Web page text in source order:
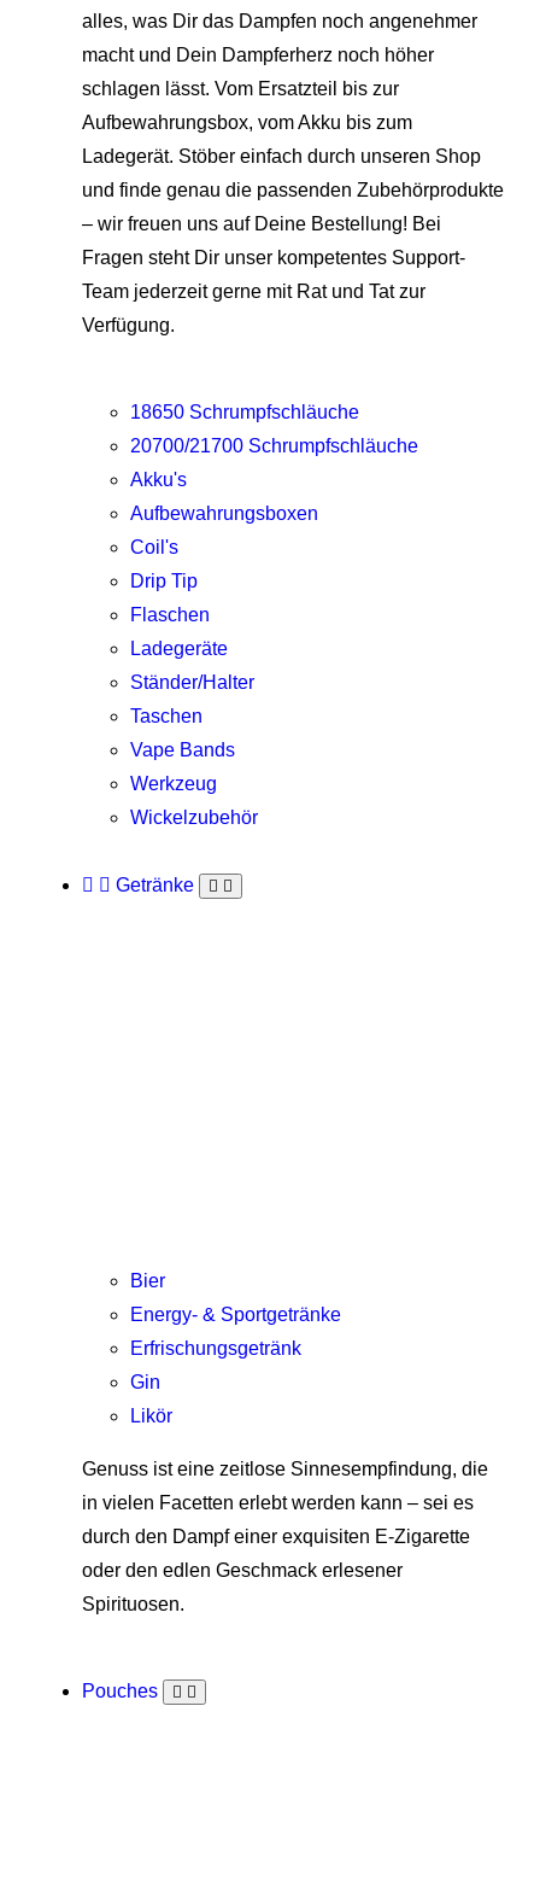
alles, was Dir das Dampfen noch angenehmer
macht und Dein Dampferherz noch höher
schlagen lässt. Vom Ersatzteil bis zur
Aufbewahrungsbox, vom Akku bis zum
Ladegerät. Stöber einfach durch unseren Shop
und finde genau die passenden Zubehörprodukte
– wir freuen uns auf Deine Bestellung! Bei
Fragen steht Dir unser kompetentes Support-
Team jederzeit gerne mit Rat und Tat zur
Verfügung.
18650 Schrumpfschläuche
20700/21700 Schrumpfschläuche
Akku's
Aufbewahrungsboxen
Coil's
Drip Tip
Flaschen
Ladegeräte
Ständer/Halter
Taschen
Vape Bands
Werkzeug
Wickelzubehör
Getränke
Bier
Energy- & Sportgetränke
Erfrischungsgetränk
Gin
Likör
Genuss ist eine zeitlose Sinnesempfindung, die
in vielen Facetten erlebt werden kann – sei es
durch den Dampf einer exquisiten E-Zigarette
oder den edlen Geschmack erlesener
Spirituosen.
Pouches